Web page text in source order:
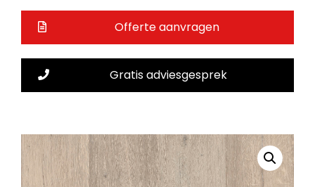
Offerte aanvragen
Gratis adviesgesprek